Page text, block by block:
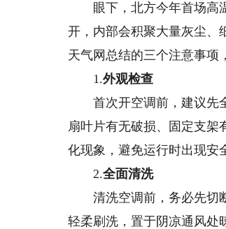
眼下，北方今年首场高温
开，内部会积聚大量灰尘、
天气网总结的三个注意事项
1.外观检查
首次开空调前，建议先全
扇叶片有无破损、固定支架
化现象，避免运行时出现安
2.全面清洗
清洗空调前，务必先切断
轻柔刷洗，置于阴凉通风处